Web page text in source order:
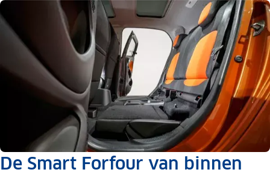
De Smart Forfour van binnen